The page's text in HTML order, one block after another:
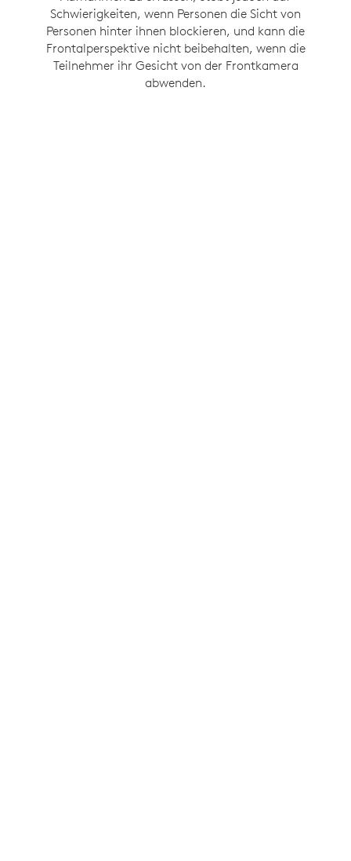
Schwierigkeiten, wenn Personen die Sicht von
Personen hinter ihnen blockieren, und kann die
Frontalperspektive nicht beibehalten, wenn die
Teilnehmer ihr Gesicht von der Frontkamera
abwenden.
aber sie ist nicht in der Lage, die Perspektive von
vorne zu behalten, wenn die Teilnehmer ihr
Gesicht nach vorne drehen.
behalten Sie eine konsistente frontale Sicht
auf persönliche Interaktionen, während das
Gespräch fließt, mitRightSight 2 Smart
Switching.